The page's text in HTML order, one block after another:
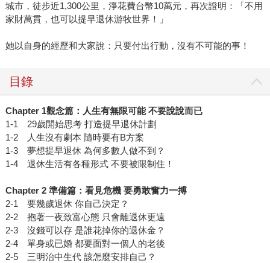
城市，徒步近1,300公里，淨花費台幣10萬元，再次證明：「不用
家財萬貫，也可以提早退休游牧世界！」
她以自身的經歷和大家說：只要付出行動，沒有不可能的事！
目錄
Chapter 1觀念篇：人生有無限可能 不要說說而已
1-1 29歲開始思考 打造提早退休計劃
1-2 人生沒有劇本 隨時要有B方案
1-3 夢想提早退休 為何多數人做不到？
1-4 退休生活有各種形式 不要被限制住！
Chapter 2 準備篇：看見危機 要勇敢奮力一搏
2-1 要幾歲退休 你自己決定？
2-2 抱著一夜致富心態 只會離退休更遠
2-3 沒錢可以存 是誰花掉你的退休金？
2-4 單身或已婚 都要面對一個人的老後
2-5 三明治中生代 該怎麼安排自己？